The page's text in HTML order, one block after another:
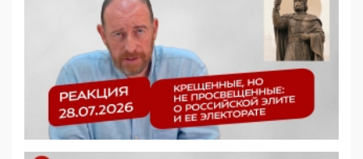
09:43, 01 Июня 2026
5G за счет здоровья граждан: Минцифры намерено
отобрать у регионов и муниципалитетов право
защищать жилые дома и социальные объекты от
05:58, 26 Мая 2026
Роскомнадзор освободили от борца с
деструктивным и опасным контентом
07:39, 25 Мая 2026